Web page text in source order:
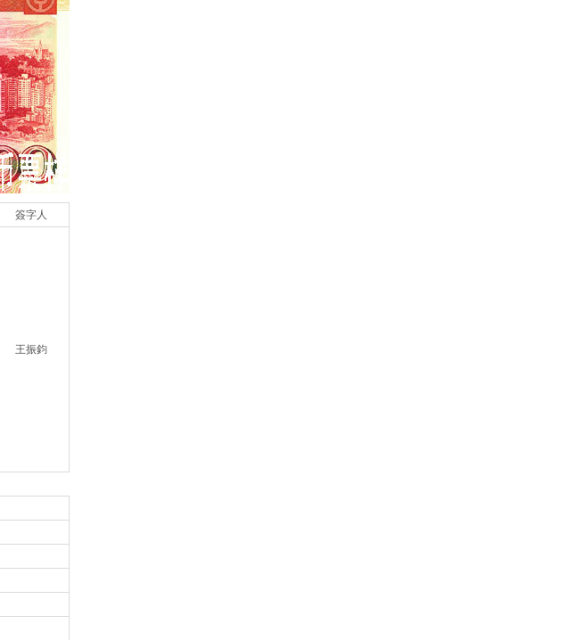
簽字人
王振鈞